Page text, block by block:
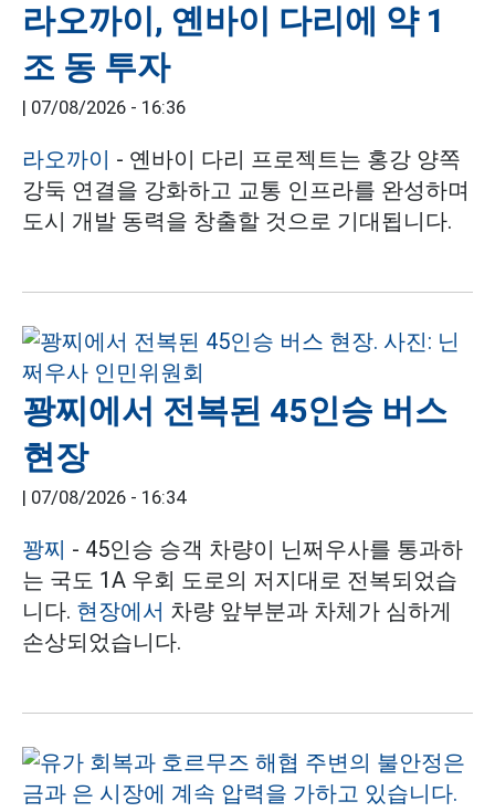
라오까이, 옌바이 다리에 약 1
조 동 투자
| 07/08/2026 - 16:36
라오까이 - 옌바이 다리 프로젝트는 홍강 양쪽
강둑 연결을 강화하고 교통 인프라를 완성하며
도시 개발 동력을 창출할 것으로 기대됩니다.
꽝찌에서 전복된 45인승 버스
현장
| 07/08/2026 - 16:34
꽝찌 - 45인승 승객 차량이 닌쩌우사를 통과하
는 국도 1A 우회 도로의 저지대로 전복되었습
니다. 현장에서 차량 앞부분과 차체가 심하게
손상되었습니다.